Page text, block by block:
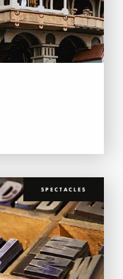
SPECTACLES